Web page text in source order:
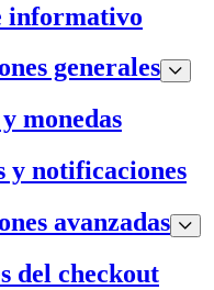
informativo
generales
monedas
y notificaciones
avanzadas
del checkout